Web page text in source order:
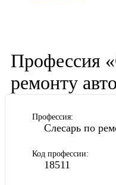
Профессия
ремонту
Профессия:
Слесарь по
Код профессии:
18511